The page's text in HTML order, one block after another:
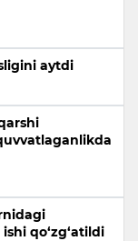
aytdi
qo‘zg‘atildi